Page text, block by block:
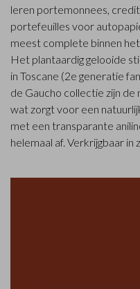
leren portemonnees,
portefeuilles voor
meest complete binnen
Het plantaardig gelooide
in Toscane (2e generatie
de Gaucho collectie zijn
wat zorgt voor een
met een transparante
helemaal af. Verkrijgbaar in